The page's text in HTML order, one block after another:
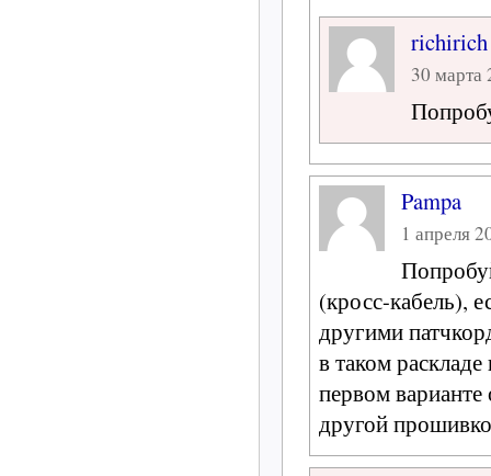
richirich
30 марта
Pampa
1 апреля
(кросс-кабель),
другими
в таком
первом варианте
другой